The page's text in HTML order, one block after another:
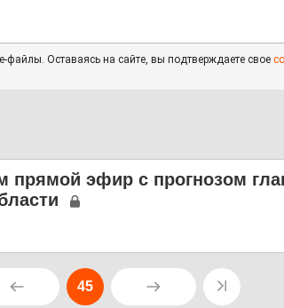
Оставаясь на сайте, вы подтверждаете свое
прямой эфир с прогнозом
45